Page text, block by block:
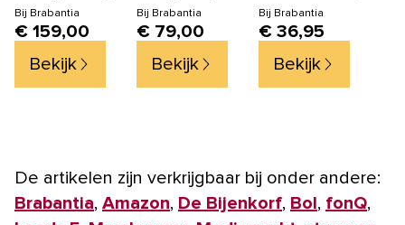
met accessoires,
Leaf Green
Bij Brabantia
€ 159,00
Bekijk
met stang, Matt
Black
Bij Brabantia
€ 79,00
Bekijk
Grey
Bij Brabantia
€ 36,95
Bekijk
De artikelen zijn verkrijgbaar bij onder andere:
Brabantia, Amazon, De Bijenkorf, Bol, fonQ,